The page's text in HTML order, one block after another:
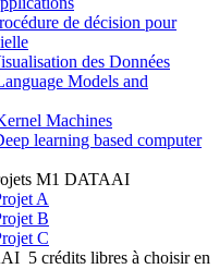
de décision pour
des Données
Models and
Machines
learning based computer
M1 DATAAI
A
B
C
5 crédits libres à choisir en